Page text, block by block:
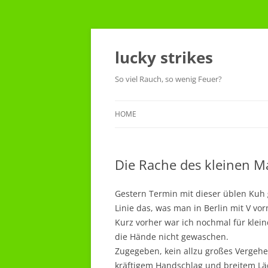
Skip
content
lucky strikes
So viel Rauch, so wenig Feuer?
HOME
Die Rache des kleinen
Gestern Termin mit dieser üblen
Linie das, was man in Berlin mit V
Kurz vorher war ich nochmal für
die Hände nicht gewaschen.
Zugegeben, kein allzu großes
kräftigem Handschlag und breitem